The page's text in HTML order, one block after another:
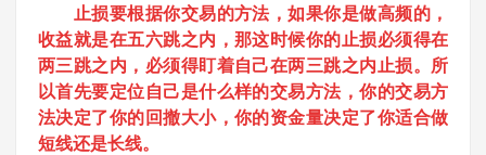
止损要根据你交易的方法，如果你是做高频的，
收益就是在五六跳之内，那这时候你的止损必须得在
两三跳之内，必须得盯着自己在两三跳之内止损。所
以首先要定位自己是什么样的交易方法，你的交易方
法决定了你的回撤大小，你的资金量决定了你适合做
短线还是长线。